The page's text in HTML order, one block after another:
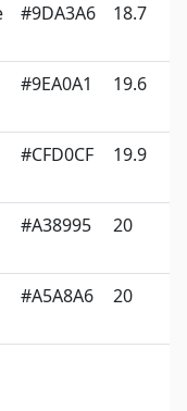
#9DA3A6 18.7
#9EA0A1 19.6
#CFD0CF 19.9
#A38995 20
#A5A8A6 20